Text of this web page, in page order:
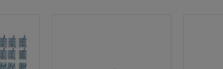
ett 9-vägs grenuttag (färdigmonterat) och
samt fixeringspunkt för jordning.